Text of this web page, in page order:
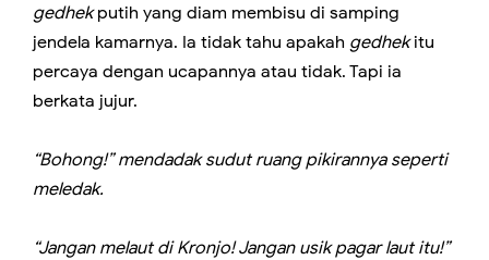
gedhekputih yang diam membisu di samping
jendela kamarnya. Ia tidak tahu apakah gedhekitu
percaya dengan ucapannya atau tidak. Tapi ia
berkata jujur.
“Bohong!” mendadak sudut ruang pikirannya seperti
meledak.
“Jangan melaut di Kronjo! Jangan usik pagar laut itu!”